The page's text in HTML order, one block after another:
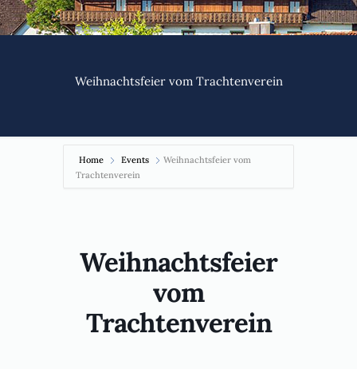
Weihnachtsfeier vom Trachtenverein
Home Events
Weihnachtsfeier vom
Trachtenverein
Weihnachtsfeier
vom
Trachtenverein